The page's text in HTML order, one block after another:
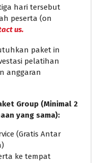
hari tersebut
peserta (on
us.
paket in
pelatihan
anggaran
Group (Minimal 2
yang sama):
(Gratis Antar
ke tempat